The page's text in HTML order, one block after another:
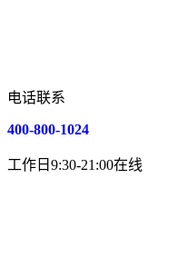
电话联系
400-800-1024
工作日9:30-21:00在线